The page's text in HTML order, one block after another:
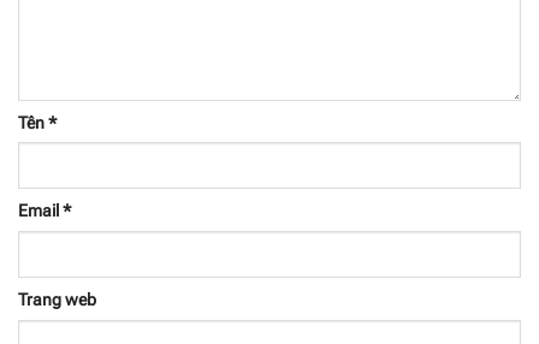
Tên*
Email *
Trang web